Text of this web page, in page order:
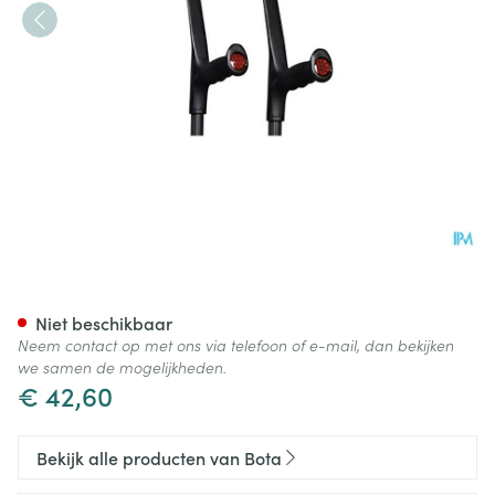
€ 42,60
Niet beschikbaar
Neem contact op met ons via telefoon of e-mail, dan bekijken
we samen de mogelijkheden.
Bekijk alle producten van Bota